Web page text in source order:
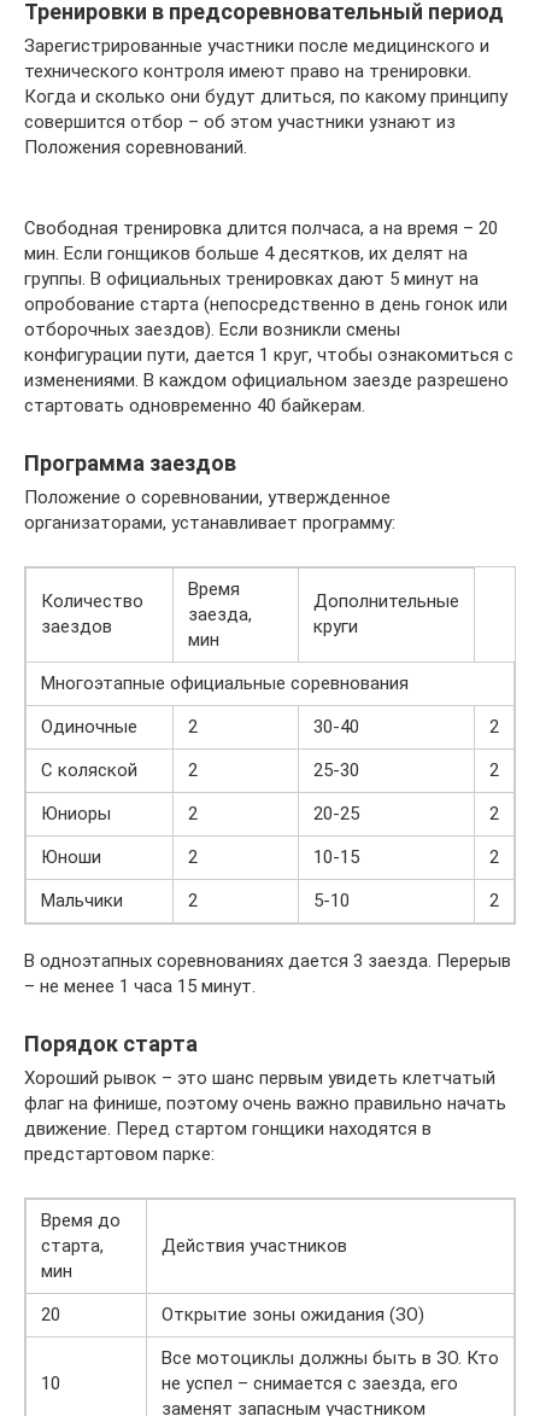
Тренировки в предсоревновательный период
Зарегистрированные участники после медицинского и
технического контроля имеют право на тренировки.
Когда и сколько они будут длиться, по какому принципу
совершится отбор – об этом участники узнают из
Положения соревнований.
Свободная тренировка длится полчаса, а на время – 20
мин. Если гонщиков больше 4 десятков, их делят на
группы. В официальных тренировках дают 5 минут на
опробование старта (непосредственно в день гонок или
отборочных заездов). Если возникли смены
конфигурации пути, дается 1 круг, чтобы ознакомиться с
изменениями. В каждом официальном заезде разрешено
стартовать одновременно 40 байкерам.
Программа заездов
Положение о соревновании, утвержденное
организаторами, устанавливает программу:
Количество
заездов
Время
заезда,
мин
Дополнительные
круги
Многоэтапные официальные соревнования
Одиночные
2 30-40
2
С коляской
2 25-30
2
Юниоры
2 20-25
2
Юноши
2 10-15
2
Мальчики
2 5-10 2
В одноэтапных соревнованиях дается 3 заезда. Перерыв
– не менее 1 часа 15 минут.
Порядок старта
Хороший рывок – это шанс первым увидеть клетчатый
флаг на финише, поэтому очень важно правильно начать
движение. Перед стартом гонщики находятся в
предстартовом парке:
Время до
старта,
мин
Действия участников
20 Открытие зоны ожидания (ЗО)
10
Все мотоциклы должны быть в ЗО. Кто
не успел – снимается с заезда, его
заменят запасным участником